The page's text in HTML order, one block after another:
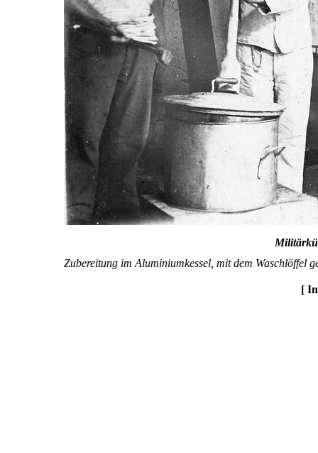
Zubereitung im Aluminiumkessel, mit dem Waschlöffel
[